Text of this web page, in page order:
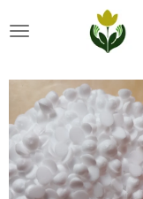
direct
de
hoofdinhoud